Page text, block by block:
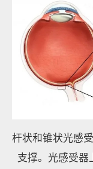
杆状和锥状光感
支撑。光感受